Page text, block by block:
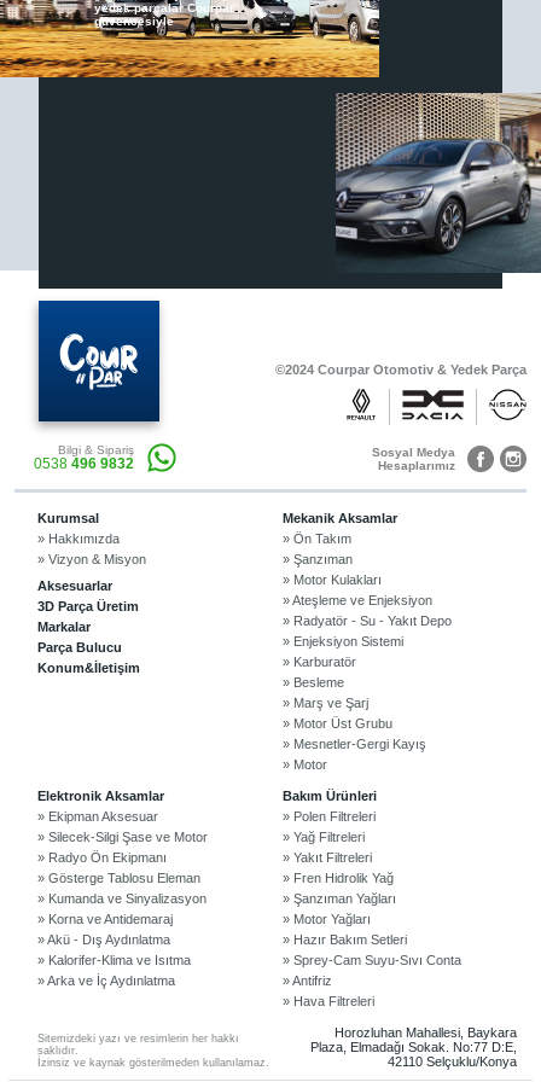
Otomobil, Suv, arazi ve ticari araçlar için
gerekli sarf malzemeler Courpar’da
3D baskı teknolojisiyle üretiyor,
müşterilerimize çözüm sunuyoruz.
©2024 Courpar Otomotiv & Yedek Parça
Renault & Dacia Araçlarınızda
Yedek Parça Çözümleri için
En Güvenilir Destek Noktası
yedek parçalar Courpar
güvencesiyle
©2024 Courpar Otomotiv & Yedek Parça
Bilgi & Sipariş
0538 496 9832
Sosyal Medya
Hesaplarımız
Sitemizdeki yazı ve resimlerin her hakkı
saklıdır.
İzinsiz ve kaynak gösterilmeden kullanılamaz.
Horozluhan Mahallesi, Baykara
Plaza, Elmadağı Sokak. No:77 D:E,
42110 Selçuklu/Konya
Kurumsal
» Hakkımızda
» Vizyon & Misyon
Aksesuarlar
3D Parça Üretim
Markalar
Parça Bulucu
Konum&İletişim
Mekanik Aksamlar
» Ön Takım
» Şanzıman
» Motor Kulakları
» Ateşleme ve Enjeksiyon
» Radyatör - Su - Yakıt Depo
» Enjeksiyon Sistemi
» Karburatör
» Besleme
» Marş ve Şarj
» Motor Üst Grubu
» Mesnetler-Gergi Kayış
» Motor
Elektronik Aksamlar
» Ekipman Aksesuar
» Silecek-Silgi Şase ve Motor
» Radyo Ön Ekipmanı
» Gösterge Tablosu Eleman
» Kumanda ve Sinyalizasyon
» Korna ve Antidemaraj
» Akü - Dış Aydınlatma
» Kalorifer-Klima ve Isıtma
» Arka ve İç Aydınlatma
Bakım Ürünleri
» Polen Filtreleri
» Yağ Filtreleri
» Yakıt Filtreleri
» Fren Hidrolik Yağ
» Şanzıman Yağları
» Motor Yağları
» Hazır Bakım Setleri
» Sprey-Cam Suyu-Sıvı Conta
» Antifriz
» Hava Filtreleri